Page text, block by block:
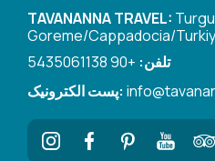
TAVANANNA TRAVEL:
Goreme/Cappadocia/
تلفن: +90 5435061138
پست الکترونیک: